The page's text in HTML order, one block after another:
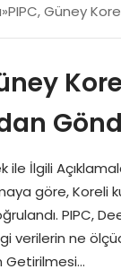
PIPC, Güney
ile İlgili
göre, Koreli
PIPC,
verilerin ne
Getirilmesi…